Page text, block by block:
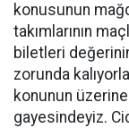
konusunun
takımlarının
biletleri
zorunda
konunun
gayesindeyiz.